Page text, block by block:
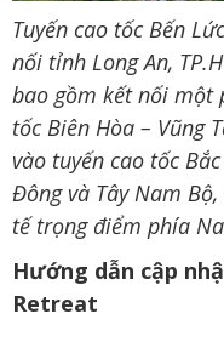
Tuyến cao tốc Bến
nối tỉnh Long An,
bao gồm kết nối một
tốc Biên Hòa – Vũng
vào tuyến cao tốc
Đông và Tây Nam
tế trọng điểm phía
Hướng dẫn cập
Retreat